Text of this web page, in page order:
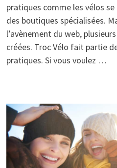
pratiques comme les vélos
des boutiques spécialisées.
l’avènement du web,
créées. Troc Vélo fait partie
pratiques. Si vous voulez …